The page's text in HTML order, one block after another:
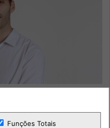
Funções Totais